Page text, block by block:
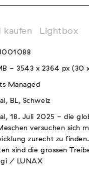
kaufen Lightbox
- 3543 x 2364 px (30
Managed
BL, Schweiz
18. Juli 2025 - die
versuchen sich
zurecht zu
sind die grossen
/ LUNAX